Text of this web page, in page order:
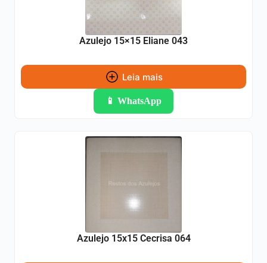
Azulejo 15×15 Eliane 043
Leia mais
📱 WhatsApp
Azulejo 15x15 Cecrisa 064